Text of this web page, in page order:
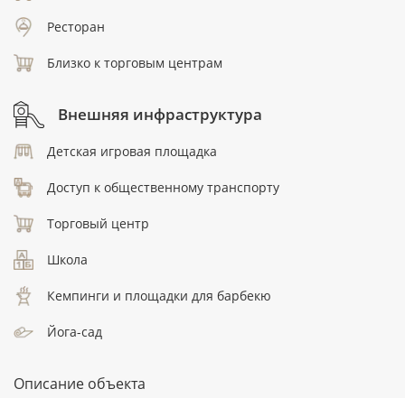
Ресторан
Близко к торговым центрам
Внешняя инфраструктура
Детская игровая площадка
Доступ к общественному транспорту
Торговый центр
Школа
Кемпинги и площадки для барбекю
Йога-сад
Описание объекта